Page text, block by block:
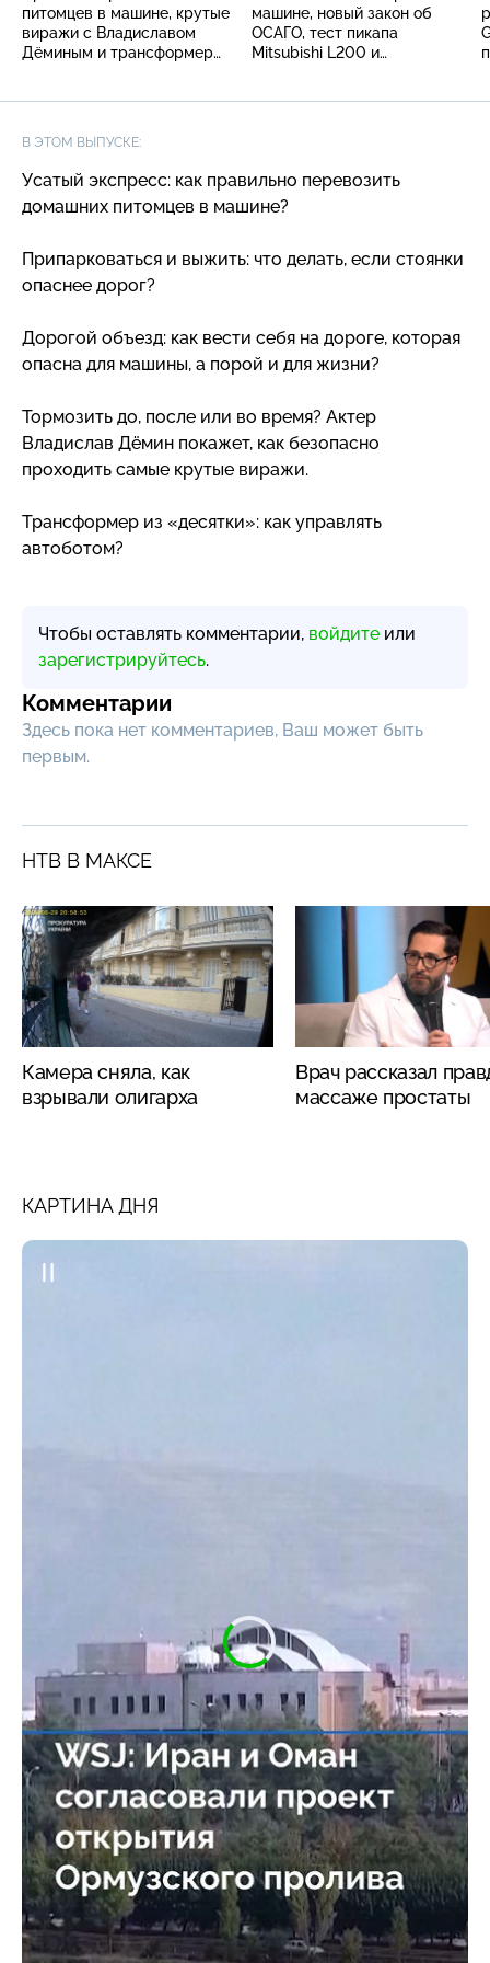
питомцев в машине, крутые
виражи с Владиславом
Дёминым и трансформер
машине, новый закон об
ОСАГО, тест пикапа
Mitsubishi L200 и
В ЭТОМ ВЫПУСКЕ:
Усатый экспресс: как правильно перевозить
домашних питомцев в машине?
Припарковаться и выжить: что делать, если стоянки
опаснее дорог?
Дорогой объезд: как вести себя на дороге, которая
опасна для машины, а порой и для жизни?
Тормозить до, после или во время? Актер
Владислав Дёмин покажет, как безопасно
проходить самые крутые виражи.
Трансформер из «десятки»: как управлять
автоботом?
Чтобы оставлять комментарии, войдите или
зарегистрируйтесь.
Комментарии
Здесь пока нет комментариев, Ваш может быть
первым.
НТВ В МАКСЕ
Камера сняла, как
взрывали олигарха
Врач рассказал
массаже простаты
КАРТИНА ДНЯ